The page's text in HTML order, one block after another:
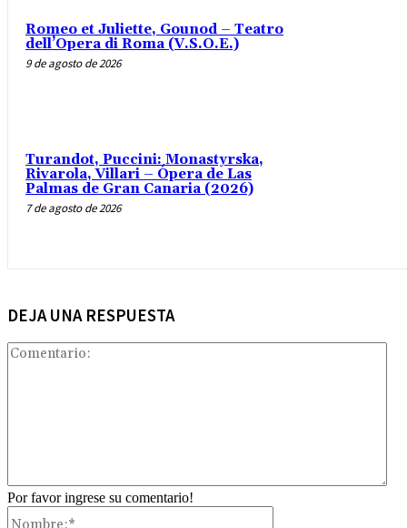
Romeo et Juliette, Gounod – Teatro
dell’Opera di Roma (V.S.O.E.)
9 de agosto de 2026
Turandot, Puccini: Monastyrska,
Rivarola, Villari – Ópera de Las
Palmas de Gran Canaria (2026)
7 de agosto de 2026
DEJA UNA RESPUESTA
Por favor ingrese su comentario!